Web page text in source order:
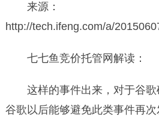
来源：
http://tech.ifeng.com/a/
七七鱼竞价托管网解读：
这样的事件出来，对于谷
谷歌以后能够避免此类事件再